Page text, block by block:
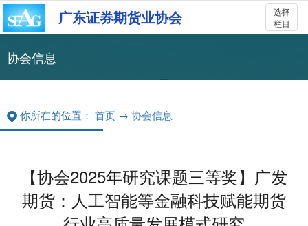
选择
栏目
广东证券期货业协会
协会信息
你所在的位置： 首页 → 协会信息
【协会2025年研究课题三等奖】广发
期货：人工智能等金融科技赋能期货